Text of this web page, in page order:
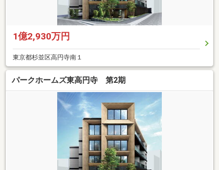
1億2,930万円
東京都杉並区高円寺南１
パークホームズ東高円寺 第2期